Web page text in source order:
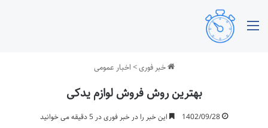
خبر فوری> اخبار عمومی
بهترین روش فروش لوازم یدکی
1402/09/28 این خبر را در خبر فوری در 5 دقیقه می خوانید